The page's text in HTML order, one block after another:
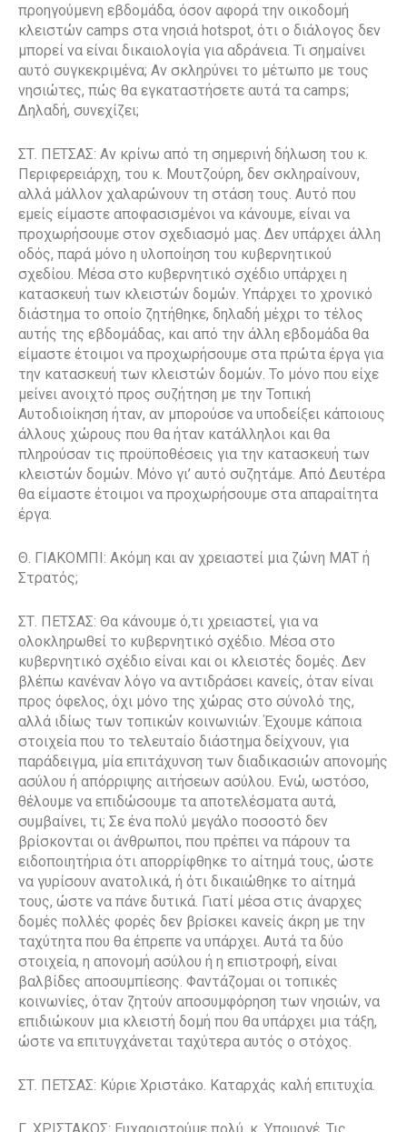
προηγούμενη εβδομάδα, όσον αφορά την οικοδομή
κλειστών camps στα νησιά hotspot, ότι ο διάλογος δεν
μπορεί να είναι δικαιολογία για αδράνεια. Τι σημαίνει
αυτό συγκεκριμένα; Αν σκληρύνει το μέτωπο με τους
νησιώτες, πώς θα εγκαταστήσετε αυτά τα camps;
Δηλαδή, συνεχίζει;
ΣΤ. ΠΕΤΣΑΣ: Αν κρίνω από τη σημερινή δήλωση του κ.
Περιφερειάρχη, του κ. Μουτζούρη, δεν σκληραίνουν,
αλλά μάλλον χαλαρώνουν τη στάση τους. Αυτό που
εμείς είμαστε αποφασισμένοι να κάνουμε, είναι να
προχωρήσουμε στον σχεδιασμό μας. Δεν υπάρχει άλλη
οδός, παρά μόνο η υλοποίηση του κυβερνητικού
σχεδίου. Μέσα στο κυβερνητικό σχέδιο υπάρχει η
κατασκευή των κλειστών δομών. Υπάρχει το χρονικό
διάστημα το οποίο ζητήθηκε, δηλαδή μέχρι το τέλος
αυτής της εβδομάδας, και από την άλλη εβδομάδα θα
είμαστε έτοιμοι να προχωρήσουμε στα πρώτα έργα για
την κατασκευή των κλειστών δομών. Το μόνο που είχε
μείνει ανοιχτό προς συζήτηση με την Τοπική
Αυτοδιοίκηση ήταν, αν μπορούσε να υποδείξει κάποιους
άλλους χώρους που θα ήταν κατάλληλοι και θα
πληρούσαν τις προϋποθέσεις για την κατασκευή των
κλειστών δομών. Μόνο γι’ αυτό συζητάμε. Από Δευτέρα
θα είμαστε έτοιμοι να προχωρήσουμε στα απαραίτητα
έργα.
Θ. ΓΙΑΚΟΜΠΙ: Ακόμη και αν χρειαστεί μια ζώνη ΜΑΤ ή
Στρατός;
ΣΤ. ΠΕΤΣΑΣ: Θα κάνουμε ό,τι χρειαστεί, για να
ολοκληρωθεί το κυβερνητικό σχέδιο. Μέσα στο
κυβερνητικό σχέδιο είναι και οι κλειστές δομές. Δεν
βλέπω κανέναν λόγο να αντιδράσει κανείς, όταν είναι
προς όφελος, όχι μόνο της χώρας στο σύνολό της,
αλλά ιδίως των τοπικών κοινωνιών. Έχουμε κάποια
στοιχεία που το τελευταίο διάστημα δείχνουν, για
παράδειγμα, μία επιτάχυνση των διαδικασιών απονομής
ασύλου ή απόρριψης αιτήσεων ασύλου. Ενώ, ωστόσο,
θέλουμε να επιδώσουμε τα αποτελέσματα αυτά,
συμβαίνει, τι; Σε ένα πολύ μεγάλο ποσοστό δεν
βρίσκονται οι άνθρωποι, που πρέπει να πάρουν τα
ειδοποιητήρια ότι απορρίφθηκε το αίτημά τους, ώστε
να γυρίσουν ανατολικά, ή ότι δικαιώθηκε το αίτημά
τους, ώστε να πάνε δυτικά. Γιατί μέσα στις άναρχες
δομές πολλές φορές δεν βρίσκει κανείς άκρη με την
ταχύτητα που θα έπρεπε να υπάρχει. Αυτά τα δύο
στοιχεία, η απονομή ασύλου ή η επιστροφή, είναι
βαλβίδες αποσυμπίεσης. Φαντάζομαι οι τοπικές
κοινωνίες, όταν ζητούν αποσυμφόρηση των νησιών, να
επιδιώκουν μια κλειστή δομή που θα υπάρχει μια τάξη,
ώστε να επιτυγχάνεται ταχύτερα αυτός ο στόχος.
ΣΤ. ΠΕΤΣΑΣ: Κύριε Χριστάκο. Καταρχάς καλή επιτυχία.
Γ. ΧΡΙΣΤΑΚΟΣ: Ευχαριστούμε πολύ, κ. Υπουργέ. Τις